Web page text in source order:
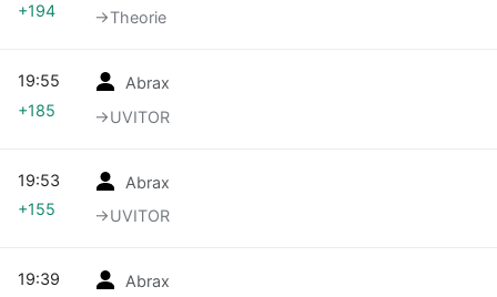
→‎Theorie
+194
Abrax
→‎UVITOR
19:55
+185
Abrax
→‎UVITOR
19:53
+155
Abrax
19:39